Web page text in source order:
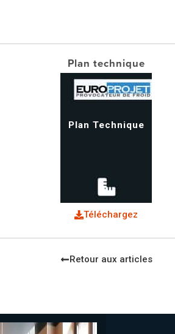
Plan technique
Plan Technique
Téléchargez
Retour aux articles